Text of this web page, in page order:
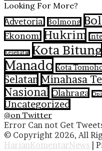
Looking For More?
Advetorial Bolmong
Ekonomi Hukrim
Kesehatan Kota Bitung
Manado Kota
Selatan Minahasa
Nasional Olahraga
Uncategorized
@on Twitter
Error Can not Get
© Copyright 2026, All
HarianKomentarNews |